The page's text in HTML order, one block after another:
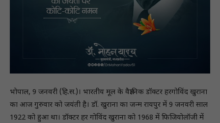
भाेपाल, 9 जनवरी (हि.स.)। भारतीय मूल के वैज्ञानिक डॉक्टर हरगोविंद खुराना
का आज गुरुवार काे जयंती है। डॉ. खुराना का जन्म रायपुर में 9 जनवरी साल
1922 को हुआ था। डॉक्टर हर गोविंद खुराना को 1968 में फिजियोलॉजी में